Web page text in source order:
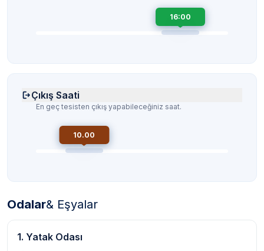
16:00
Çıkış Saati
En geç tesisten çıkış yapabileceğiniz saat.
10.00
Odalar& Eşyalar
1. Yatak Odası